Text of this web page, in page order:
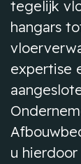
tegelijk
hangars
expertise
u